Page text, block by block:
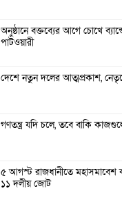
অনুষ্ঠানে বক্তব্যের আগে চোখে
পাটওয়ারী
দেশে নতুন দলের আত্মপ্রকাশ,
গণতন্ত্র যদি চলে, তবে বাকি
৫ আগস্ট রাজধানীতে মহাসমাবেশ
১১ দলীয় জোট